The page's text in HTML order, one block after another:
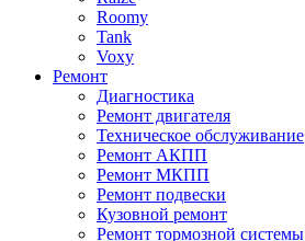
Roomy
Tank
Voxy
Ремонт
Диагностика
Ремонт двигателя
Техническое обслуживание
Ремонт АКПП
Ремонт МКПП
Ремонт подвески
Кузовной ремонт
Ремонт тормозной системы